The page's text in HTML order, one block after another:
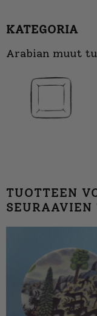
KATEGORIA
Arabian muut
TUOTTEEN